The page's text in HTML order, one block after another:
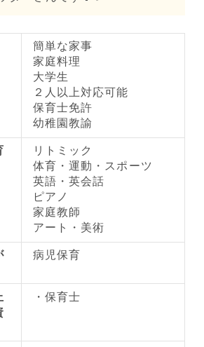
簡単な家事
家庭料理
大学生
２人以上対応可能
保育士免許
幼稚園教諭
リトミック
体育・運動・スポーツ
英語・英会話
ピアノ
家庭教師
アート・美術
病児保育
保育士